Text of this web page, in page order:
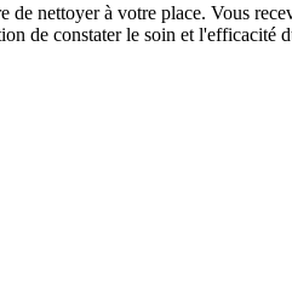
nettoyer à votre place. Vous
de constater le soin et l'efficacité